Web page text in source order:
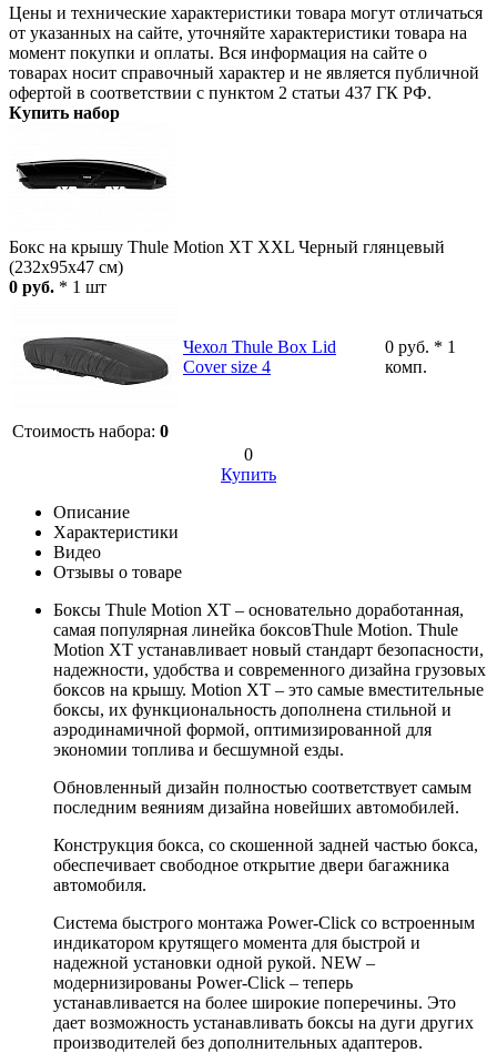
Цены и технические характеристики товара могут отличаться
от указанных на сайте, уточняйте характеристики товара на
момент покупки и оплаты. Вся информация на сайте о
товарах носит справочный характер и не является публичной
офертой в соответствии с пунктом 2 статьи 437 ГК РФ.
Купить набор
Бокс на крышу Thule Motion XT XXL Черный глянцевый
(232х95х47 см)
0 руб. * 1 шт
Чехол Thule Box Lid
Cover size 4
0 руб. * 1
комп.
Стоимость набора: 0
0
Купить
Описание
Характеристики
Видео
Отзывы о товаре
Боксы Thule Motion XT – основательно доработанная,
самая популярная линейка боксовThule Motion. Thule
Motion XT устанавливает новый стандарт безопасности,
надежности, удобства и современного дизайна грузовых
боксов на крышу. Motion XT – это самые вместительные
боксы, их функциональность дополнена стильной и
аэродинамичной формой, оптимизированной для
экономии топлива и бесшумной езды.
Обновленный дизайн полностью соответствует самым
последним веяниям дизайна новейших автомобилей.
Конструкция бокса, со скошенной задней частью бокса,
обеспечивает свободное открытие двери багажника
автомобиля.
Система быстрого монтажа Power-Click со встроенным
индикатором крутящего момента для быстрой и
надежной установки одной рукой. NEW –
модернизированы Power-Click – теперь
устанавливается на более широкие поперечины. Это
дает возможность устанавливать боксы на дуги других
производителей без дополнительных адаптеров.